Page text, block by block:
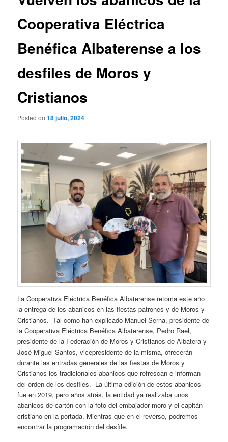
Cooperativa Eléctrica
Benéfica Albaterense a los
desfiles de Moros y
Cristianos
Posted on18 julio, 2024
La Cooperativa Eléctrica Benéfica Albaterense retoma este año
la entrega de los abanicos en las fiestas patrones y de Moros y
Cristianos. Tal como han explicado Manuel Serna, presidente de
la Cooperativa Eléctrica Benéfica Albaterense, Pedro Rael,
presidente de la Federación de Moros y Cristianos de Albatera y
José Miguel Santos, vicepresidente de la misma, ofrecerán
durante las entradas generales de las fiestas de Moros y
Cristianos los tradicionales abanicos que refrescan e informan
del orden de los desfiles. La última edición de estos abanicos
fue en 2019, pero años atrás, la entidad ya realizaba unos
abanicos de cartón con la foto del embajador moro y el capitán
cristiano en la portada. Mientras que en el reverso, podremos
encontrar la programación del desfile.